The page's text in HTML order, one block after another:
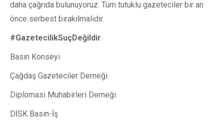
daha çağrıda bulunuyoruz. Tüm tutuklu gazeteciler bir an
önce serbest bırakılmalıdır.
#GazetecilikSuçDeğildir
Basın Konseyi
Çağdaş Gazeteciler Derneği
Diplomasi Muhabirleri Derneği
DİSK Basın-İş